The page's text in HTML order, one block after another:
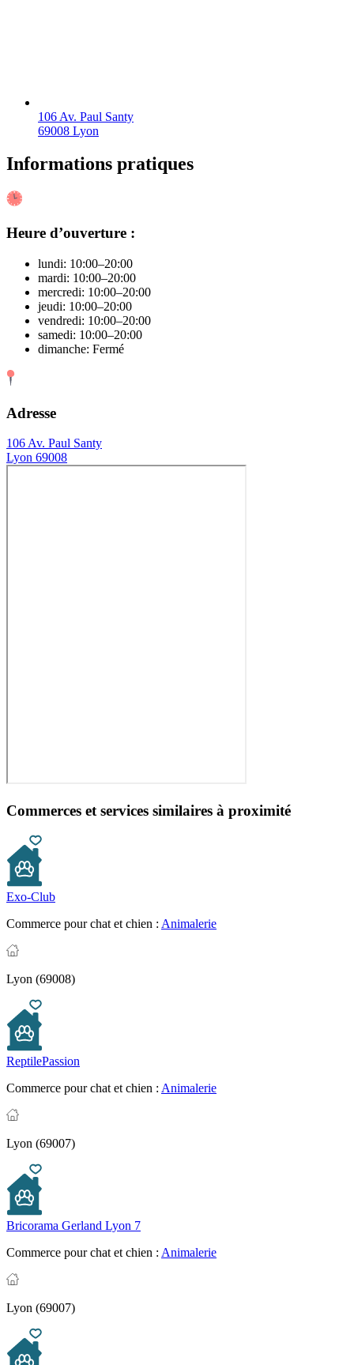
106 Av. Paul Santy
69008 Lyon
Informations pratiques
Heure d’ouverture :
lundi: 10:00–20:00
mardi: 10:00–20:00
mercredi: 10:00–20:00
jeudi: 10:00–20:00
vendredi: 10:00–20:00
samedi: 10:00–20:00
dimanche: Fermé
Adresse
106 Av. Paul Santy
Lyon 69008
Commerces et services similaires à proximité
Exo-Club
Commerce pour chat et chien : Animalerie
Lyon (69008)
ReptilePassion
Commerce pour chat et chien : Animalerie
Lyon (69007)
Bricorama Gerland Lyon 7
Commerce pour chat et chien : Animalerie
Lyon (69007)